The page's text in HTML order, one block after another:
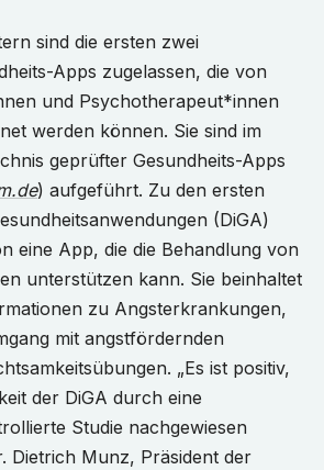
sind die ersten zwei
Apps zugelassen, die von
und Psychotherapeut*innen
werden können. Sie sind im
geprüfter Gesundheits-Apps
) aufgeführt. Zu den ersten
(DiGA)
eine App, die die Behandlung von
unterstützen kann. Sie beinhaltet
zu Angsterkrankungen,
mit angstfördernden
„Es ist positiv,
der DiGA durch eine
Studie nachgewiesen
Dietrich Munz, Präsident der